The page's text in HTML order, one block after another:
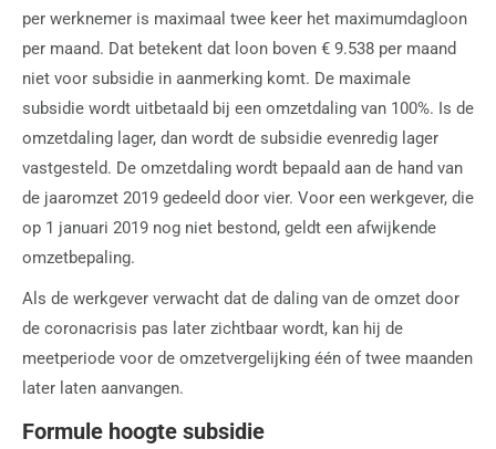
per werknemer is maximaal twee keer het maximumdagloon
per maand. Dat betekent dat loon boven € 9.538 per maand
niet voor subsidie in aanmerking komt. De maximale
subsidie wordt uitbetaald bij een omzetdaling van 100%. Is de
omzetdaling lager, dan wordt de subsidie evenredig lager
vastgesteld. De omzetdaling wordt bepaald aan de hand van
de jaaromzet 2019 gedeeld door vier. Voor een werkgever, die
op 1 januari 2019 nog niet bestond, geldt een afwijkende
omzetbepaling.
Als de werkgever verwacht dat de daling van de omzet door
de coronacrisis pas later zichtbaar wordt, kan hij de
meetperiode voor de omzetvergelijking één of twee maanden
later laten aanvangen.
Formule hoogte subsidie